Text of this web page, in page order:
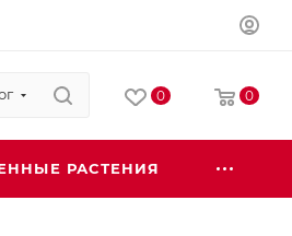
0 0
РАСТЕНИЯ